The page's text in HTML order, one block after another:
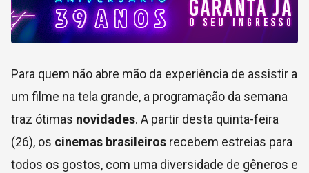
Para quem não abre mão da experiência de assistir a
um filme na tela grande, a programação da semana
traz ótimas novidades. A partir desta quinta-feira
(26), os cinemas brasileiros recebem estreias para
todos os gostos, com uma diversidade de gêneros e